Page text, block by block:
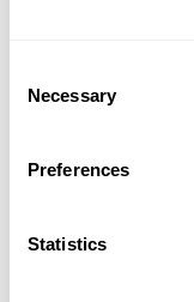
Selection
Necessary
Preferences
Statistics
dopadům změn
životního prostředí
zlepšeno